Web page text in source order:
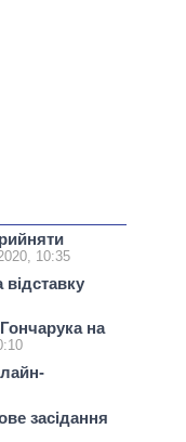
10:35
на
засідання